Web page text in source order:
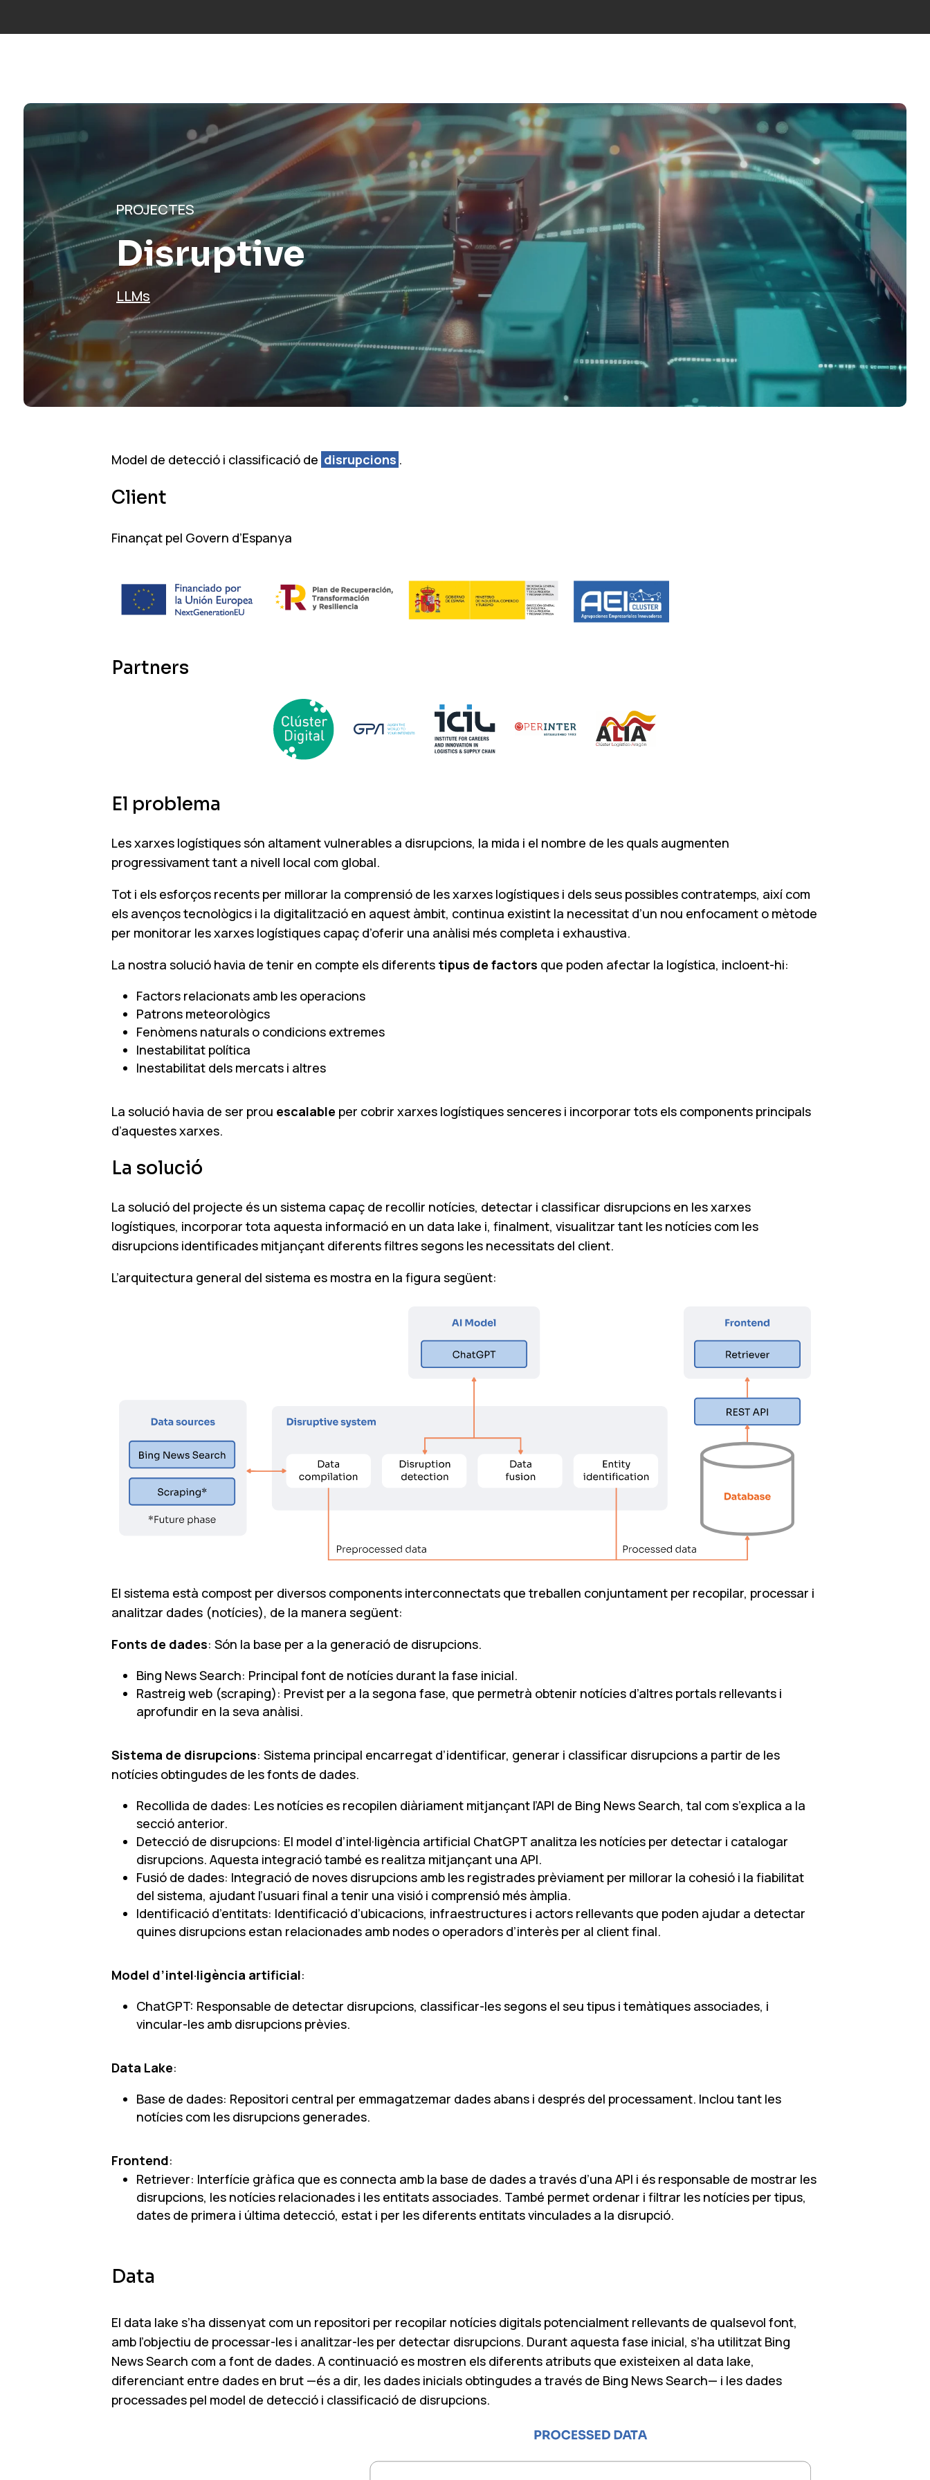
PROJECTES
Disruptive
LLMs
Model de detecció i classificació de disrupcions .
Client
Finançat pel Govern d’Espanya
Partners
El problema
Les xarxes logístiques són altament vulnerables a disrupcions, la mida i el nombre de les quals augmenten
progressivament tant a nivell local com global.
Tot i els esforços recents per millorar la comprensió de les xarxes logístiques i dels seus possibles contratemps, així com
els avenços tecnològics i la digitalització en aquest àmbit, continua existint la necessitat d’un nou enfocament o mètode
per monitorar les xarxes logístiques capaç d’oferir una anàlisi més completa i exhaustiva.
La nostra solució havia de tenir en compte els diferents tipus de factors que poden afectar la logística, incloent-hi:
Factors relacionats amb les operacions
Patrons meteorològics
Fenòmens naturals o condicions extremes
Inestabilitat política
Inestabilitat dels mercats i altres
La solució havia de ser prou escalable per cobrir xarxes logístiques senceres i incorporar tots els components principals
d’aquestes xarxes.
La solució
La solució del projecte és un sistema capaç de recollir notícies, detectar i classificar disrupcions en les xarxes
logístiques, incorporar tota aquesta informació en un data lake i, finalment, visualitzar tant les notícies com les
disrupcions identificades mitjançant diferents filtres segons les necessitats del client.
L’arquitectura general del sistema es mostra en la figura següent:
El sistema està compost per diversos components interconnectats que treballen conjuntament per recopilar, processar i
analitzar dades (notícies), de la manera següent:
Fonts de dades: Són la base per a la generació de disrupcions.
Bing News Search: Principal font de notícies durant la fase inicial.
Rastreig web (scraping): Previst per a la segona fase, que permetrà obtenir notícies d’altres portals rellevants i
aprofundir en la seva anàlisi.
Sistema de disrupcions: Sistema principal encarregat d’identificar, generar i classificar disrupcions a partir de les
notícies obtingudes de les fonts de dades.
Recollida de dades: Les notícies es recopilen diàriament mitjançant l’API de Bing News Search, tal com s’explica a la
secció anterior.
Detecció de disrupcions: El model d’intel·ligència artificial ChatGPT analitza les notícies per detectar i catalogar
disrupcions. Aquesta integració també es realitza mitjançant una API.
Fusió de dades: Integració de noves disrupcions amb les registrades prèviament per millorar la cohesió i la fiabilitat
del sistema, ajudant l’usuari final a tenir una visió i comprensió més àmplia.
Identificació d’entitats: Identificació d’ubicacions, infraestructures i actors rellevants que poden ajudar a detectar
quines disrupcions estan relacionades amb nodes o operadors d’interès per al client final.
Model d’intel·ligència artificial:
ChatGPT: Responsable de detectar disrupcions, classificar-les segons el seu tipus i temàtiques associades, i
vincular-les amb disrupcions prèvies.
Data Lake:
Base de dades: Repositori central per emmagatzemar dades abans i després del processament. Inclou tant les
notícies com les disrupcions generades.
Frontend:
Retriever: Interfície gràfica que es connecta amb la base de dades a través d’una API i és responsable de mostrar les
disrupcions, les notícies relacionades i les entitats associades. També permet ordenar i filtrar les notícies per tipus,
dates de primera i última detecció, estat i per les diferents entitats vinculades a la disrupció.
Data
El data lake s’ha dissenyat com un repositori per recopilar notícies digitals potencialment rellevants de qualsevol font,
amb l’objectiu de processar-les i analitzar-les per detectar disrupcions. Durant aquesta fase inicial, s’ha utilitzat Bing
News Search com a font de dades. A continuació es mostren els diferents atributs que existeixen al data lake,
diferenciant entre dades en brut —és a dir, les dades inicials obtingudes a través de Bing News Search— i les dades
processades pel model de detecció i classificació de disrupcions.